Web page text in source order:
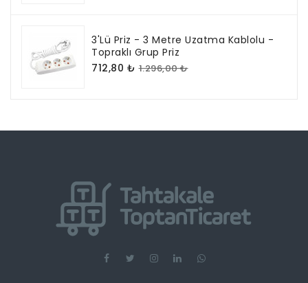
3'lü Priz - 3 Metre Uzatma Kablolu -
Topraklı Grup Priz
712,80 ₺ 1.296,00 ₺